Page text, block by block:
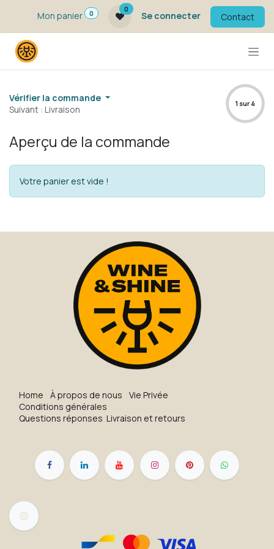
Se rendre au contenu
Mon panier
0
0
Se connecter Contact
Vérifier la commande
Suivant : Livraison
1 sur 4
Aperçu de la commande
Votre panier est vide !
H​o​me À propos de nous
Vie Privée
Conditions générales
Questions réponses Livraison et retours